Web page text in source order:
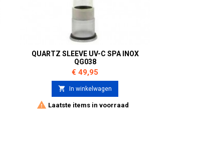
QUARTZ SLEEVE UV-C SPA INOX
QG038
Prijs
€ 49,95
 In winkelwagen
 Laatste items in voorraad